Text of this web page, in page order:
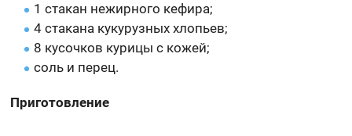
1 стакан нежирного кефира;
4 стакана кукурузных хлопьев;
8 кусочков курицы с кожей;
соль и перец.
Приготовление